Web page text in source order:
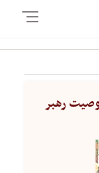
رهبر